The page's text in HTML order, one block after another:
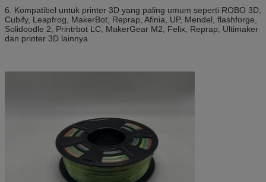
6. Kompatibel untuk printer 3D yang paling umum seperti ROBO 3D,
Cubify, Leapfrog, MakerBot, Reprap, Afinia, UP, Mendel, flashforge,
Solidoodle 2, Printrbot LC, MakerGear M2, Felix, Reprap, Ultimaker
dan printer 3D lainnya